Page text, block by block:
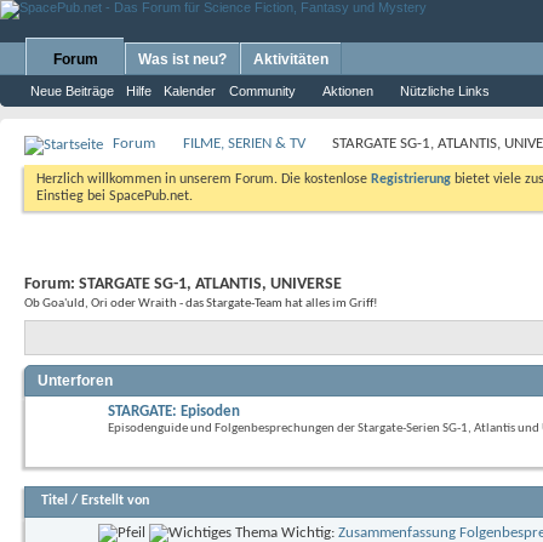
Forum
Neue Beiträge Hilfe Kalender Community Aktionen Nützliche Links
Was ist neu? Aktivitäten
Forum FILME, SERIEN & TV STARGATE SG-1, ATLANTIS,
Herzlich willkommen in unserem Forum. Die kostenlose Registrierung bietet viele
Einstieg bei SpacePub.net.
Forum: STARGATE SG-1, ATLANTIS, UNIVERSE
Ob Goa'uld, Ori oder Wraith - das Stargate-Team hat alles im Griff!
Unterforen
STARGATE: Episoden
Episodenguide und Folgenbesprechungen der Stargate-Serien SG-1, Atlantis und
Titel / Erstellt von
Wichtig: Zusammenfassung